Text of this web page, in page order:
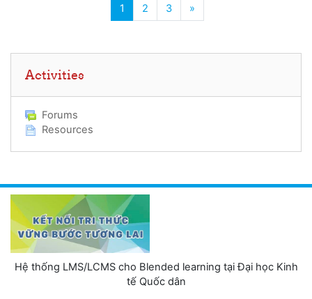
1 (current)
2 3 »Next page
Activities
Forums
Resources
Hệ thống LMS/LCMS cho Blended learning tại Đại học Kinh
tế Quốc dân